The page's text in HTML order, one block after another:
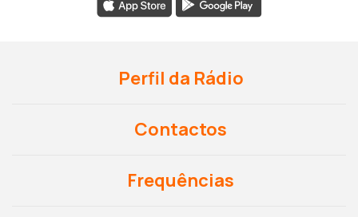
Perfil da Rádio
Contactos
Frequências